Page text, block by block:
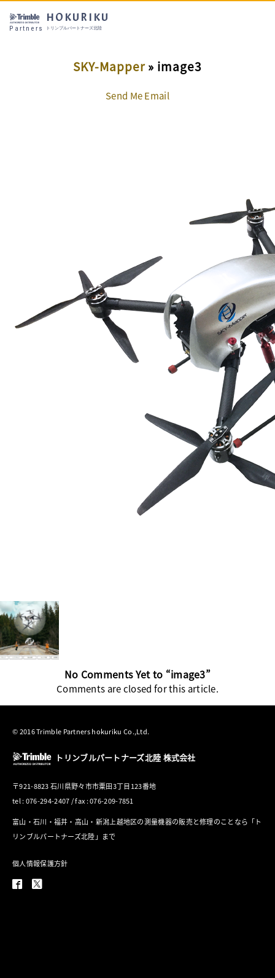
Partners
HOKURIKU
トリンブルパートナーズ北陸
SKY-Mapper» image3
Send Me Email
No Comments Yet to “image3”
Comments are closed for this article.
© 2016 Trimble Partners hokuriku Co.,Ltd.
トリンブルパートナーズ北陸 株式会社
〒921-8823 石川県野々市市粟田3丁目123番地
tel : 076-294-2407 / fax : 076-209-7851
富山・石川・福井・高山・新潟上越地区の測量機器の販売と修理のことなら「ト
リンブルパートナーズ北陸」まで
個人情報保護方針